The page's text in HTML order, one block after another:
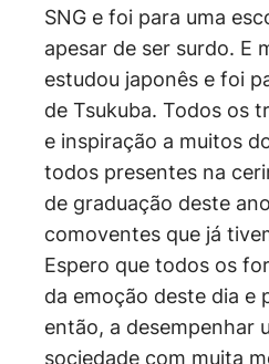
SNG e foi para uma
apesar de ser surdo. E
estudou japonês e foi
de Tsukuba. Todos os
e inspiração a muitos
todos presentes na
de graduação deste
comoventes que já
Espero que todos os
da emoção deste dia e
então, a desempenhar
sociedade com muita